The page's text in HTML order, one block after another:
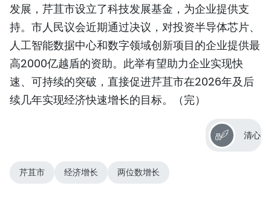
发展，芹苴市设立了科技发展基金，为企业提供支
持。市人民议会近期通过决议，对投资半导体芯片、
人工智能数据中心和数字领域创新项目的企业提供最
高2000亿越盾的资助。此举有望助力企业实现快
速、可持续的突破，直接促进芹苴市在2026年及后
续几年实现经济快速增长的目标。（完）
清心
芹苴市 经济增长 两位数增长